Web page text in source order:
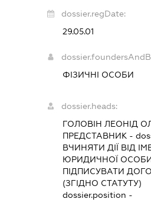
dossier.regDate:
29.05.01
ФІЗИЧНІ ОСОБИ
dossier.heads:
ГОЛОВІН ЛЕОНІД
ПРЕДСТАВНИК -
ВЧИНЯТИ ДІЇ ВІД
ЮРИДИЧНОЇ
ПІДПИСУВАТИ
(ЗГІДНО СТАТУТУ)
dossier.position -